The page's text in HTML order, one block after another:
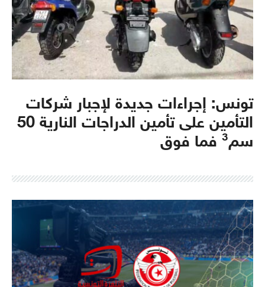
تونس: إجراءات جديدة لإجبار شركات
التأمين على تأمين الدراجات النارية 50
سم³ فما فوق